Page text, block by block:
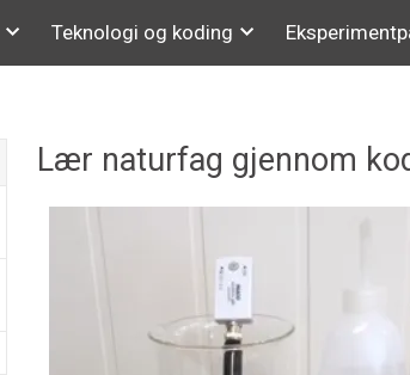
Teknologi og koding
Lær naturfag gjennom